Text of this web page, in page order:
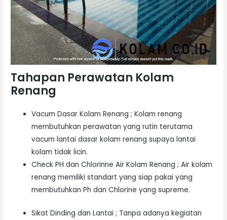
Tahapan Perawatan Kolam
Renang
Vacum Dasar Kolam Renang ; Kolam renang
membutuhkan perawatan yang rutin terutama
vacum lantai dasar kolam renang supaya lantai
kolam tidak licin.
Check PH dan Chlorinne Air Kolam Renang ; Air kolam
renang memiliki standart yang siap pakai yang
membutuhkan Ph dan Chlorine yang supreme.
Sikat Dinding dan Lantai ; Tanpa adanya kegiatan